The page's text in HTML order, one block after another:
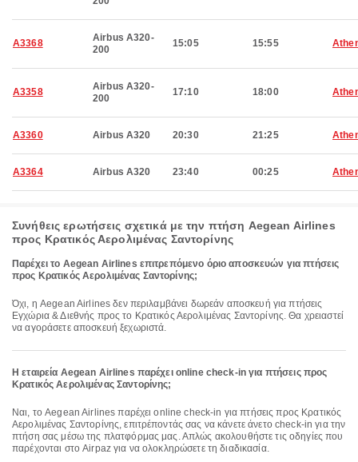
A3368
Airbus A320-
200
15:05 15:55
A3358
Airbus A320-
200
17:10 18:00
A3360 Airbus A320 20:30 21:25
A3364 Airbus A320 23:40 00:25
Συνήθεις ερωτήσεις σχετικά με την πτήση Aegean Airlines
προς Κρατικός Αερολιμένας Σαντορίνης
Παρέχει το Aegean Airlines επιτρεπόμενο όριο αποσκευών για πτήσεις
προς Κρατικός Αερολιμένας Σαντορίνης;
Όχι, η Aegean Airlines δεν περιλαμβάνει δωρεάν αποσκευή για πτήσεις
Εγχώρια & Διεθνής προς το Κρατικός Αερολιμένας Σαντορίνης. Θα χρειαστεί
να αγοράσετε αποσκευή ξεχωριστά.
Η εταιρεία Aegean Airlines παρέχει online check-in για πτήσεις προς
Κρατικός Αερολιμένας Σαντορίνης;
Ναι, το Aegean Airlines παρέχει online check-in για πτήσεις προς Κρατικός
Αερολιμένας Σαντορίνης, επιτρέποντάς σας να κάνετε άνετο check-in για την
πτήση σας μέσω της πλατφόρμας μας. Απλώς ακολουθήστε τις οδηγίες που
παρέχονται στο Airpaz για να ολοκληρώσετε τη διαδικασία.